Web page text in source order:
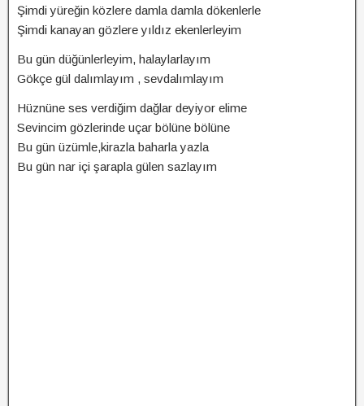
Şimdi yüreğin közlere damla damla dökenlerle
Şimdi kanayan gözlere yıldız ekenlerleyim
Bu gün düğünlerleyim, halaylarlayım
Gökçe gül dalımlayım , sevdalımlayım
Hüznüne ses verdiğim dağlar deyiyor elime
Sevincim gözlerinde uçar bölüne bölüne
Bu gün üzümle,kirazla baharla yazla
Bu gün nar içi şarapla gülen sazlayım